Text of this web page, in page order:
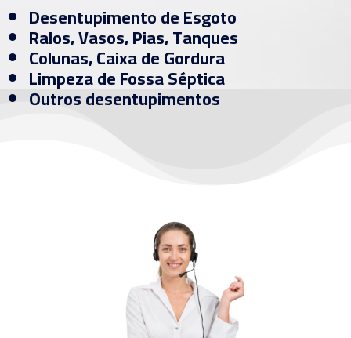
Desentupimento de Esgoto
Ralos, Vasos, Pias, Tanques
Colunas, Caixa de Gordura
Limpeza de Fossa Séptica
Outros desentupimentos